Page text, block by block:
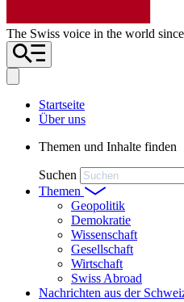
The Swiss voice in the world
Startseite
Über uns
Themen und Inhalte finden
Suchen
Themen
Geopolitik
Demokratie
Wissenschaft
Gesellschaft
Wirtschaft
Swiss Abroad
Nachrichten aus der